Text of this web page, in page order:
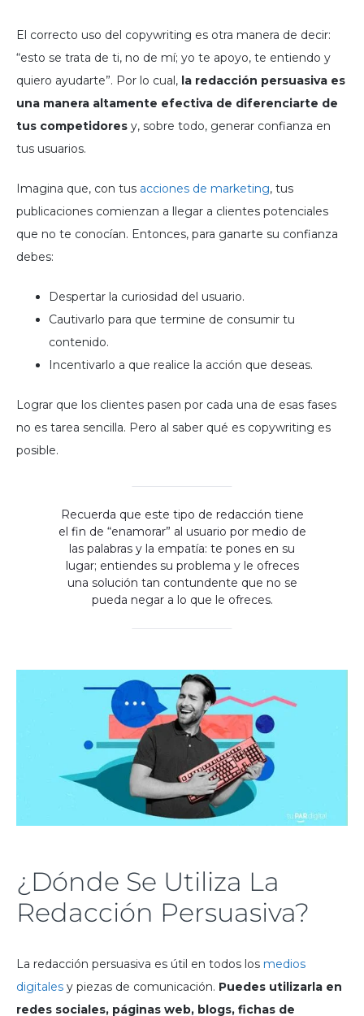
El correcto uso del copywriting es otra manera de decir:
“esto se trata de ti, no de mí; yo te apoyo, te entiendo y
quiero ayudarte”. Por lo cual, la redacción persuasiva es
una manera altamente efectiva de diferenciarte de
tus competidores y, sobre todo, generar confianza en
tus usuarios.
Imagina que, con tus acciones de marketing, tus
publicaciones comienzan a llegar a clientes potenciales
que no te conocían. Entonces, para ganarte su confianza
debes:
Despertar la curiosidad del usuario.
Cautivarlo para que termine de consumir tu
contenido.
Incentivarlo a que realice la acción que deseas.
Lograr que los clientes pasen por cada una de esas fases
no es tarea sencilla. Pero al saber qué es copywriting es
posible.
Recuerda que este tipo de redacción tiene
el fin de “enamorar” al usuario por medio de
las palabras y la empatía: te pones en su
lugar; entiendes su problema y le ofreces
una solución tan contundente que no se
pueda negar a lo que le ofreces.
¿Dónde Se Utiliza La
Redacción Persuasiva?
La redacción persuasiva es útil en todos los medios
digitales y piezas de comunicación. Puedes utilizarla en
redes sociales, páginas web, blogs, fichas de